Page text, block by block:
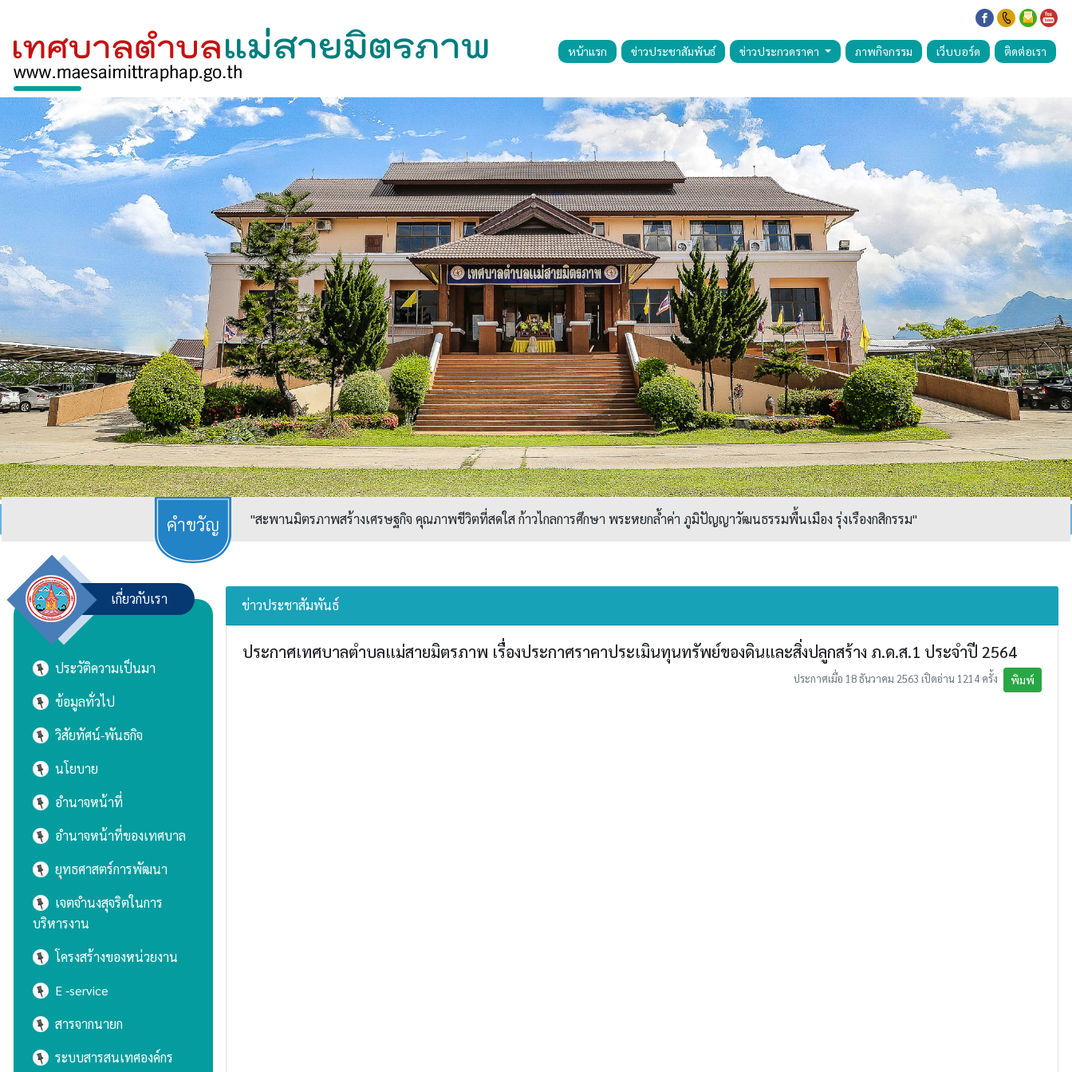
หน้าแรก ข่าวประชาสัมพันธ์ ข่าวประกวดราคา ภาพกิจกรรม เว็บบอร์ด ติดต่อเรา
"สะพานมิตรภาพสร้างเศรษฐกิจ คุณภาพชีวิตที่สดใส ก้าวไกลการศึกษา พระหยกล้ำค่า ภูมิปัญญาวัฒนธรรมพื้นเมือง รุ่งเรืองกสิกรรม"
เกี่ยวกับเรา
ประวัติความเป็นมา
ข้อมูลทั่วไป
วิสัยทัศน์-พันธกิจ
นโยบาย
อำนาจหน้าที่
อำนาจหน้าที่ของเทศบาล
ยุทธศาสตร์การพัฒนา
เจตจำนงสุจริตในการ
บริหารงาน
โครงสร้างของหน่วยงาน
E -service
สารจากนายก
ระบบสารสนเทศองค์กร
ข่าวประชาสัมพันธ์
ประกาศเทศบาลตำบลแม่สายมิตรภาพ เรื่องประกาศราคาประเมินทุนทรัพย์ของดินและสิ่งปลูกสร้าง ภ.ด.ส.1 ประจำปี 2564
ประกาศเมื่อ 18 ธันวาคม 2563 เปิดอ่าน 1214 ครั้ง พิมพ์